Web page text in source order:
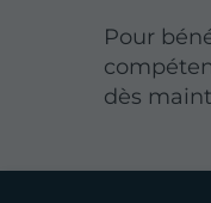
Pour
dès